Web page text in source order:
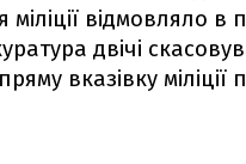
відмовляло в
двічі
вказівку